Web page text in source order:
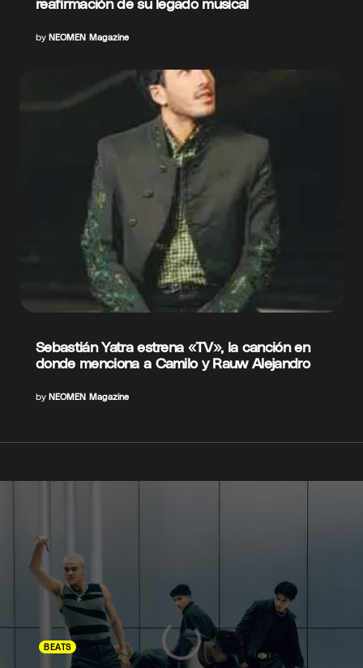
by NEOMEN Magazine
Sebastián Yatra estrena «TV», la canción en
donde menciona a Camilo y Rauw Alejandro
by NEOMEN Magazine
BEATS